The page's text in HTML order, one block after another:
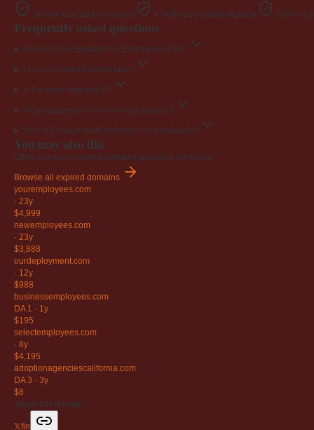
Secure GoDaddy checkout ICANN-accredited registrar 20M+
Frequently asked questions
How do I buy EngageYourEmployees.com?
How long does transfer take?
Is the price negotiable?
What happens if I don't win the auction?
Why is EngageYourEmployees.com valuable?
You may also like
Other premium expired domains available right now.
Browse all expired domains
youremployees.com
· 23y
$4,999
newemployees.com
· 23y
$3,888
ourdeployment.com
· 12y
$988
businessemployees.com
DA 1 · 1y
$195
selectemployees.com
· 8y
$4,195
adoptionagenciescalifornia.com
DA 3 · 3y
$8
Share this domain
𝕏fin